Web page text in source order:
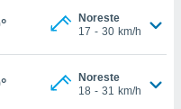
Noreste
17 - 30 km/h
Noreste
18 - 31 km/h